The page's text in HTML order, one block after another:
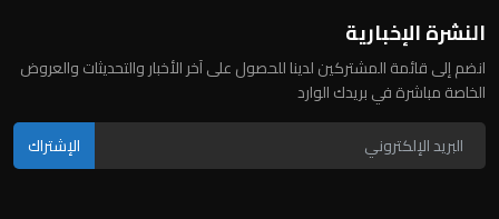
النشرة الإخبارية
انضم إلى قائمة المشتركين لدينا للحصول على آخر الأخبار والتحديثات والعروض
الخاصة مباشرة في بريدك الوارد
الإشتراك